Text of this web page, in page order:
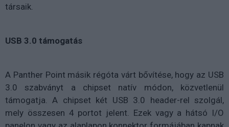
társaik.
USB 3.0 támogatás
A Panther Point másik régóta várt bővítése, hogy az USB
3.0 szabványt a chipset natív módon, közvetlenül
támogatja. A chipset két USB 3.0 header-rel szolgál,
mely összesen 4 portot jelent. Ezek vagy a hátsó I/O